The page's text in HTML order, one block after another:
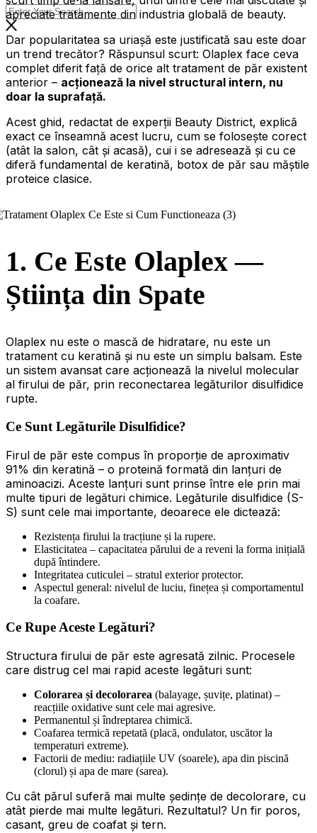
apreciate tratamente din industria globală de beauty.
Dar popularitatea sa uriașă este justificată sau este doar
un trend trecător? Răspunsul scurt: Olaplex face ceva
complet diferit față de orice alt tratament de păr existent
anterior – acționează la nivel structural intern, nu
doar la suprafață.
Acest ghid, redactat de experții Beauty District, explică
exact ce înseamnă acest lucru, cum se folosește corect
(atât la salon, cât și acasă), cui i se adresează și cu ce
diferă fundamental de keratină, botox de păr sau măștile
proteice clasice.
1. Ce Este Olaplex —
Știința din Spate
Olaplex nu este o mască de hidratare, nu este un
tratament cu keratină și nu este un simplu balsam. Este
un sistem avansat care acționează la nivelul molecular
al firului de păr, prin reconectarea legăturilor disulfidice
rupte.
Ce Sunt Legăturile Disulfidice?
Firul de păr este compus în proporție de aproximativ
91% din keratină – o proteină formată din lanțuri de
aminoacizi. Aceste lanțuri sunt prinse între ele prin mai
multe tipuri de legături chimice. Legăturile disulfidice (S-
S) sunt cele mai importante, deoarece ele dictează:
Rezistența firului la tracțiune și la rupere.
Elasticitatea – capacitatea părului de a reveni la forma inițială
după întindere.
Integritatea cuticulei – stratul exterior protector.
Aspectul general: nivelul de luciu, finețea și comportamentul
la coafare.
Ce Rupe Aceste Legături?
Structura firului de păr este agresată zilnic. Procesele
care distrug cel mai rapid aceste legături sunt:
Colorarea și decolorarea (balayage, șuvițe, platinat) –
reacțiile oxidative sunt cele mai agresive.
Permanentul și îndreptarea chimică.
Coafarea termică repetată (placă, ondulator, uscător la
temperaturi extreme).
Factorii de mediu: radiațiile UV (soarele), apa din piscină
(clorul) și apa de mare (sarea).
Cu cât părul suferă mai multe ședințe de decolorare, cu
atât pierde mai multe legături. Rezultatul? Un fir poros,
casant, greu de coafat și tern.